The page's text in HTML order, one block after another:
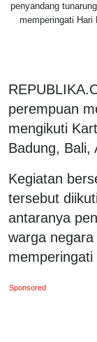
penyandang
memperingati Hari
perempuan
mengikuti
Badung, Bali,
Kegiatan
tersebut
antaranya
warga
memperingati
Sponsored